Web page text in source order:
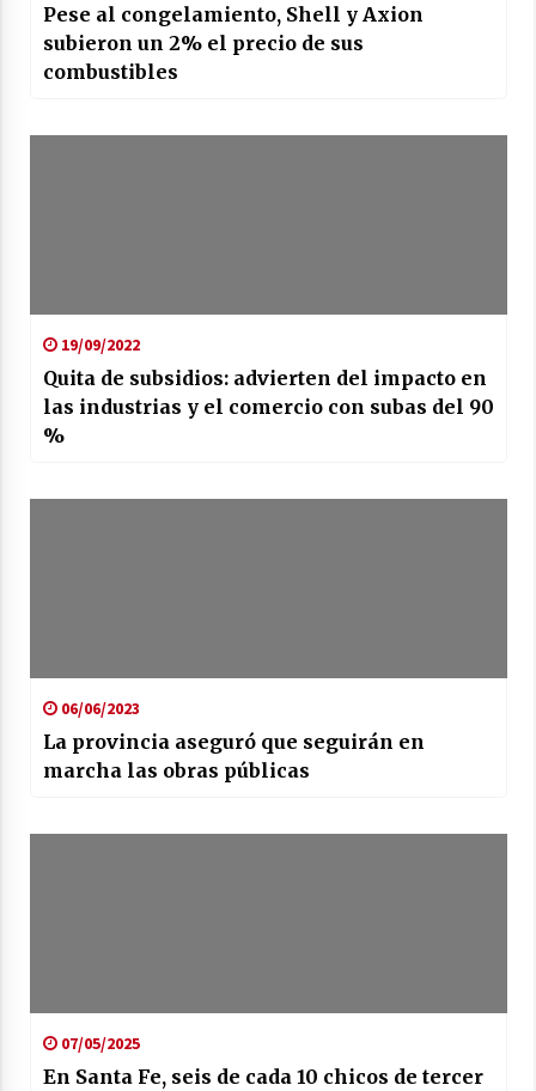
Pese al congelamiento, Shell y Axion
subieron un 2% el precio de sus
combustibles
19/09/2022
Quita de subsidios: advierten del impacto en
las industrias y el comercio con subas del 90
%
06/06/2023
La provincia aseguró que seguirán en
marcha las obras públicas
07/05/2025
En Santa Fe, seis de cada 10 chicos de tercer